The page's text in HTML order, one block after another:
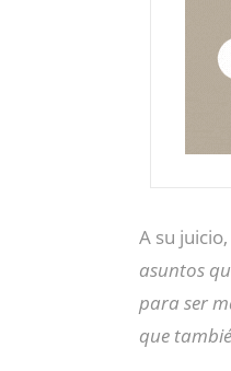
A su
asuntos
para ser
que